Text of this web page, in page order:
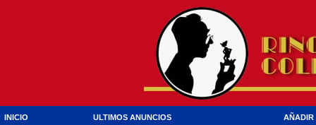
INICIO ULTIMOS ANUNCIOS AÑADIR